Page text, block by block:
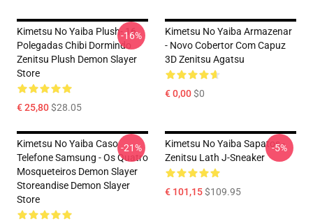
Kimetsu No Yaiba Plush- 16
Polegadas Chibi Dormindo
Zenitsu Plush Demon Slayer
Store
€ 25,80$28.05
-16%
Kimetsu No Yaiba Armazenar
- Novo Cobertor Com Capuz
3D Zenitsu Agatsu
€ 0,00$0
Kimetsu No Yaiba Caso
Telefone Samsung - Os Quatro
Mosqueteiros Demon Slayer
Storeandise Demon Slayer
Store
-21%
Kimetsu No Yaiba Sapatos -
Zenitsu Lath J-Sneaker
€ 101,15$109.95
-5%